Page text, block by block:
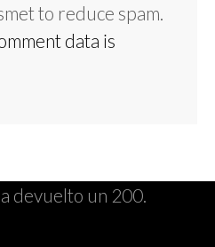
to reduce spam.
data is
devuelto un 200.